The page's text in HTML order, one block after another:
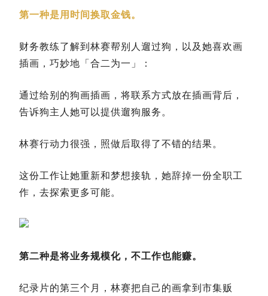
第一种是用时间换取金钱。
财务教练了解到林赛帮别人遛过狗，以及她喜欢画
插画，巧妙地「合二为一」：
通过给别的狗画插画，将联系方式放在插画背后，
告诉狗主人她可以提供遛狗服务。
林赛行动力很强，照做后取得了不错的结果。
这份工作让她重新和梦想接轨，她辞掉一份全职工
作，去探索更多可能。
第二种是将业务规模化，不工作也能赚。
纪录片的第三个月，林赛把自己的画拿到市集贩